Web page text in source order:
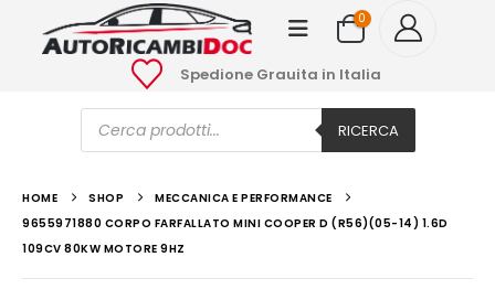
0
Spedione Grauita in Italia
Ricerca
prodotti RICERCA
HOME SHOP
MECCANICA E PERFORMANCE
9655971880 CORPO FARFALLATO MINI COOPER D (R56)(05-14) 1.6D
109CV 80KW MOTORE 9HZ